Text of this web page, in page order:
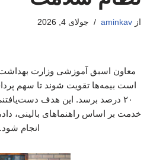
از aminkav جولای 4, 2026
معاون اسبق آموزشی وزارت بهداشت
است بیمه‌ها تقویت شوند تا سهم
۲۰ درصد برسد. این هدف
خدمت بر اساس راهنماهای بالینی،
انجام